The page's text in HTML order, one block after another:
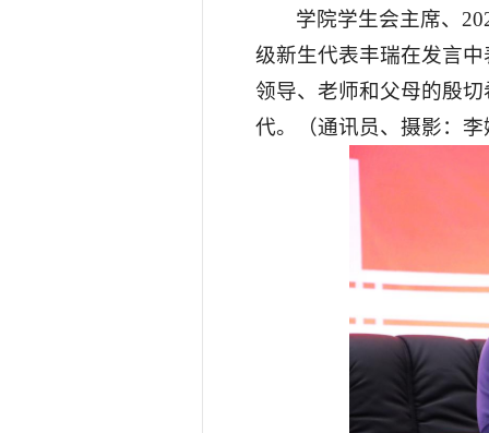
学院学生会主席、
级新生代表丰瑞在发言
领导、老师和父母的殷
代。（通讯员、摄影：李